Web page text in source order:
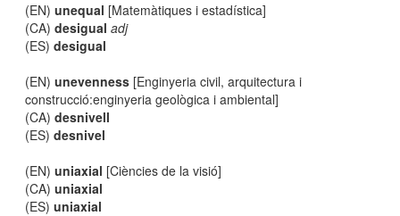
(EN)unequal [Matemàtiques i estadística]
(CA)desigual adj
(ES)desigual
(EN)unevenness [Enginyeria civil, arquitectura i
construcció:enginyeria geològica i ambiental]
(CA)desnivell
(ES)desnivel
(EN)uniaxial [Ciències de la visió]
(CA)uniaxial
(ES)uniaxial